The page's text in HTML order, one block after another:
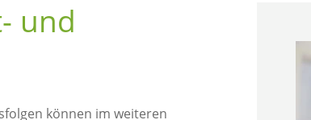
und
können im weiteren